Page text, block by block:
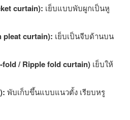
curtain): เย็บแบบพับผูกเป็นหู
pleat curtain): เย็บเป็นจีบด้านบน
fold / Ripple fold curtain) เย็บให้
): พับเก็บขึ้นแบบแนวตั้ง เรียบหรู